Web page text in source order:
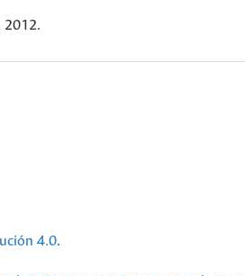
2012.
4.0.